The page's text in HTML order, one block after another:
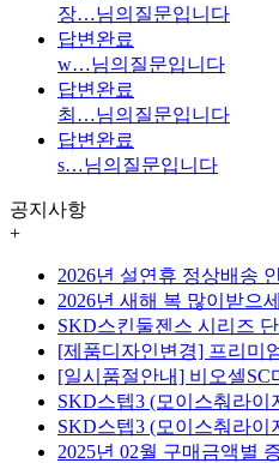
장…님의질문입니다
답변완료
w…님의질문입니다
답변완료
최…님의질문입니다
답변완료
s…님의질문입니다
공지사항
+
2026년 설연휴 정상배송
2026년 새해 복 많이받으
SKD스킨둘젠스 시리즈
[제품디자인변경] 프리미
[일시품절안내] 비오셀SC
SKD스텝3 (모이스춰라이
SKD스텝3 (모이스춰라
2025년 02월 구매금액별